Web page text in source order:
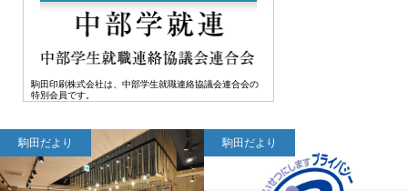
駒田印刷株式会社は、中部学生就職連絡協議会連合会の
特別会員です。
駒田だより 駒田だより